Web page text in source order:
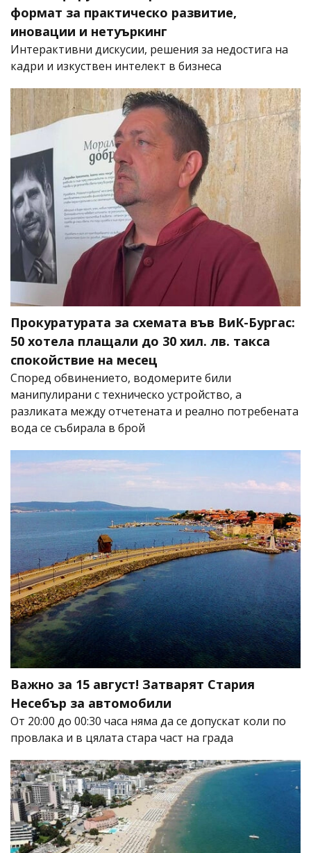
формат за практическо развитие,
иновации и нетуъркинг
Интерактивни дискусии, решения за недостига на
кадри и изкуствен интелект в бизнеса
Прокуратурата за схемата във ВиК-Бургас:
50 хотела плащали до 30 хил. лв. такса
спокойствие на месец
Според обвинението, водомерите били
манипулирани с техническо устройство, а
разликата между отчетената и реално потребената
вода се събирала в брой
Важно за 15 август! Затварят Стария
Несебър за автомобили
От 20:00 до 00:30 часа няма да се допускат коли по
провлака и в цялата стара част на града